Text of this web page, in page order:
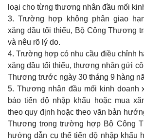
loại cho từng thương nhân đầu mối
3. Trường hợp không phân giao
xăng dầu tối thiểu, Bộ Công Thương
và nêu rõ lý do.
4. Trường hợp có nhu cầu điều chỉnh
xăng dầu tối thiểu, thương nhân gửi
Thương trước ngày 30 tháng 9 hàng
5. Thương nhân đầu mối kinh doanh
bảo tiến độ nhập khẩu hoặc mua
theo quy định hoặc theo văn bản
Thương trong trường hợp Bộ Công
hướng dẫn cụ thể tiến độ nhập khẩu